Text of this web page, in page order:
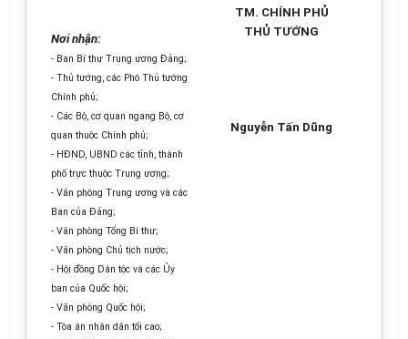
Nơi nhận:
- Ban Bí thư Trung ương Đảng;
- Thủ tướng, các Phó Thủ tướng
Chính phủ;
- Các Bộ, cơ quan ngang Bộ, cơ
quan thuộc Chính phủ;
- HĐND, UBND các tỉnh, thành
phố trực thuộc Trung ương;
- Văn phòng Trung ương và các
Ban của Đảng;
- Văn phòng Tổng Bí thư;
- Văn phòng Chủ tịch nước;
- Hội đồng Dân tộc và các Ủy
ban của Quốc hội;
- Văn phòng Quốc hội;
- Tòa án nhân dân tối cao;
TM. CHÍNH PHỦ
THỦ TƯỚNG
Nguyễn Tấn Dũng